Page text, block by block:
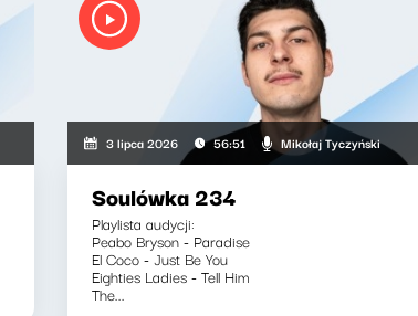
3 lipca 2026 56:51 Mikołaj Tyczyński
Soulówka 234
Playlista audycji:
Peabo Bryson - Paradise
El Coco - Just Be You
Eighties Ladies - Tell Him
The...